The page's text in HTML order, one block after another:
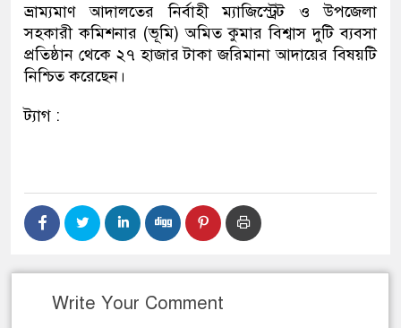
ভ্রাম্যমাণ আদালতের নির্বাহী ম্যাজিস্ট্রেট ও উপজেলা
সহকারী কমিশনার (ভূমি) অমিত কুমার বিশ্বাস দুটি ব্যবসা
প্রতিষ্ঠান থেকে ২৭ হাজার টাকা জরিমানা আদায়ের বিষয়টি
নিশ্চিত করেছেন।
ট্যাগ :
Write Your Comment